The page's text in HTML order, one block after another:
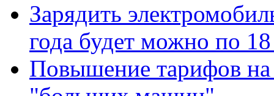
Зарядить
года будет можно по
Повышение тарифов на